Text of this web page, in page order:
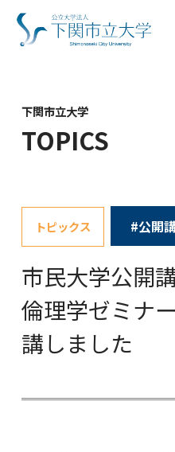
下関市立大学
TOPICS
トピックス #公開
市民大学公開
倫理学ゼミナ
講しました